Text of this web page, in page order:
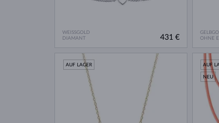
WEISSGOLD
DIAMANT
431 €
OHNE
AUF LAGER AUF
NEU